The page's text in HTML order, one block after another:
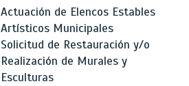
Actuación de Elencos Estables
Artísticos Municipales
Solicitud de Restauración y/o
Realización de Murales y
Esculturas